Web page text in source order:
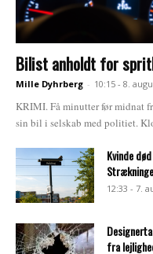
Bilist anholdt for
Mille Dyhrberg - 10:15 - 8.
KRIMI. Få minutter før midnat
sin bil i selskab med politiet.
Kvinde
12:33 - 7.
fra